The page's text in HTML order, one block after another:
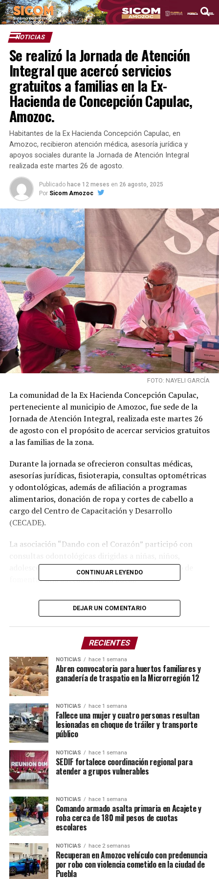
NOTICIAS
Se realizó la Jornada de Atención
Integral que acercó servicios
gratuitos a familias en la Ex-
Hacienda de Concepción Capulac,
Amozoc.
Habitantes de la Ex Hacienda Concepción Capulac, en
Amozoc, recibieron atención médica, asesoría jurídica y
apoyos sociales durante la Jornada de Atención Integral
realizada este martes 26 de agosto.
Publicado hace 12 meses en 26 agosto, 2025
Por Sicom Amozoc
FOTO: NAYELI GARCÍA
La comunidad de la Ex Hacienda Concepción Capulac,
perteneciente al municipio de Amozoc, fue sede de la
Jornada de Atención Integral, realizada este martes 26
de agosto con el propósito de acercar servicios gratuitos
a las familias de la zona.
Durante la jornada se ofrecieron consultas médicas,
asesorías jurídicas, fisioterapia, consultas optométricas
y odontológicas, además de afiliación a programas
alimentarios, donación de ropa y cortes de cabello a
cargo del Centro de Capacitación y Desarrollo
(CECADE).
La asociación “Dando con el Corazón” participó con
adolescentes y personas mayores, con el objetivo de
fomentar una adecuada salud bucal.
En el arranque del evento estuvieron presentes la
delegada del Sistema Estatal DIF de la Microregión 17,
Blanca Estela Jiménez Hernández; la directora del DIF
Amozoc, Vany de la Rosa; la presidenta del DIF
municipal, Gloria Barrales; la presidenta del DIF de la
Junta Auxiliar, Consuelo Zepeda Luna; así como el
presidente auxiliar Jorge Rojas, quienes destacaron la
importancia de acercar estos apoyos a la población.
La jornada permitió que decenas de familias accedieran a
servicios de calidad sin costo, fortaleciendo así el
bienestar comunitario.
TEMAS RELACIONADOS AMOZOC DIF
EX-HACIENDA
PUEBLA
SALUD
SIGUE CON
Tepatlaxco contará con un Centro de Cuidado Infantil
para apoyar a madres trabajadoras
NO TE PIERDAS
Tecali de Herrera conmemora el 164 aniversario de la
gesta heroica del coronel Ambrosio Herrera
CONTINUAR LEYENDO
DEJAR UN COMENTARIO
RECIENTES
NOTICIAS hace 1 semana
Abren convocatoria para huertos familiares y
ganadería de traspatio en la Microrregión 12
NOTICIAS hace 1 semana
Fallece una mujer y cuatro personas resultan
lesionadas en choque de tráiler y transporte
público
NOTICIAS hace 1 semana
SEDIF fortalece coordinación regional para
atender a grupos vulnerables
NOTICIAS hace 1 semana
Comando armado asalta primaria en Acajete y
roba cerca de 180 mil pesos de cuotas
escolares
NOTICIAS hace 2 semanas
Recuperan en Amozoc vehículo con predenuncia
por robo con violencia cometido en la ciudad de
Puebla